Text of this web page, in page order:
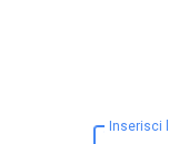
Inserisci